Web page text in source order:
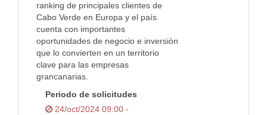
ranking de principales clientes de
Cabo Verde en Europa y el país
cuenta con importantes
oportunidades de negocio e inversión
que lo convierten en un territorio
clave para las empresas
grancanarias.
Periodo de solicitudes
24/oct/2024 09:00 -